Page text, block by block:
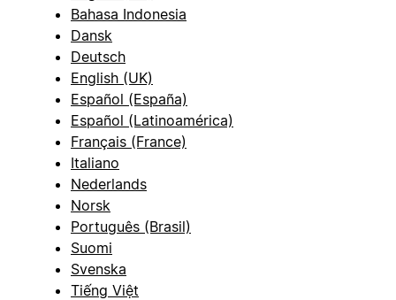
Bahasa Indonesia
Dansk
Deutsch
English (UK)
Español (España)
Español (Latinoamérica)
Français (France)
Italiano
Nederlands
Norsk
Português (Brasil)
Suomi
Svenska
Tiếng Việt